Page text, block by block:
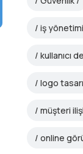
iş yönetimi
kullanıcı
logo
müşteri
online